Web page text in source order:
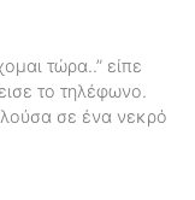
τώρα..” είπε
το τηλέφωνο.
σε ένα νεκρό